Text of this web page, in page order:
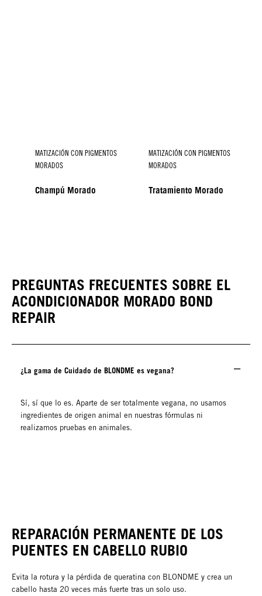
MATIZACIÓN CON PIGMENTOS
MORADOS
Champú Morado
MATIZACIÓN CON PIGMENTOS
MORADOS
Tratamiento Morado
PREGUNTAS FRECUENTES SOBRE EL
ACONDICIONADOR MORADO BOND
REPAIR
¿La gama de Cuidado de BLONDME es vegana?
Sí, sí que lo es. Aparte de ser totalmente vegana, no usamos
ingredientes de origen animal en nuestras fórmulas ni
realizamos pruebas en animales.
REPARACIÓN PERMANENTE DE LOS
PUENTES EN CABELLO RUBIO
Evita la rotura y la pérdida de queratina con BLONDME y crea un
cabello hasta 20 veces más fuerte tras un solo uso.